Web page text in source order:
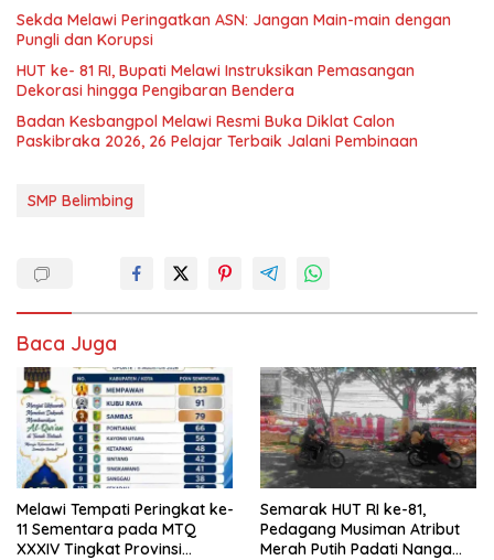
Sekda Melawi Peringatkan ASN: Jangan Main-main dengan
Pungli dan Korupsi
HUT ke- 81 RI, Bupati Melawi Instruksikan Pemasangan
Dekorasi hingga Pengibaran Bendera
Badan Kesbangpol Melawi Resmi Buka Diklat Calon
Paskibraka 2026, 26 Pelajar Terbaik Jalani Pembinaan
SMP Belimbing
Baca Juga
Melawi Tempati Peringkat ke-
11 Sementara pada MTQ
XXXIV Tingkat Provinsi
Semarak HUT RI ke-81,
Pedagang Musiman Atribut
Merah Putih Padati Nanga